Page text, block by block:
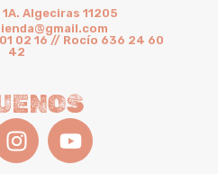
Algeciras 11205
02 16 // Rocío 636 24 60
42